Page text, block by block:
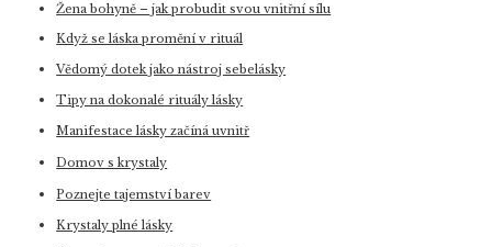
Žena bohyně – jak probudit svou vnitřní sílu
Když se láska promění v rituál
Vědomý dotek jako nástroj sebelásky
Tipy na dokonalé rituály lásky
Manifestace lásky začíná uvnitř
Domov s krystaly
Poznejte tajemství barev
Krystaly plné lásky